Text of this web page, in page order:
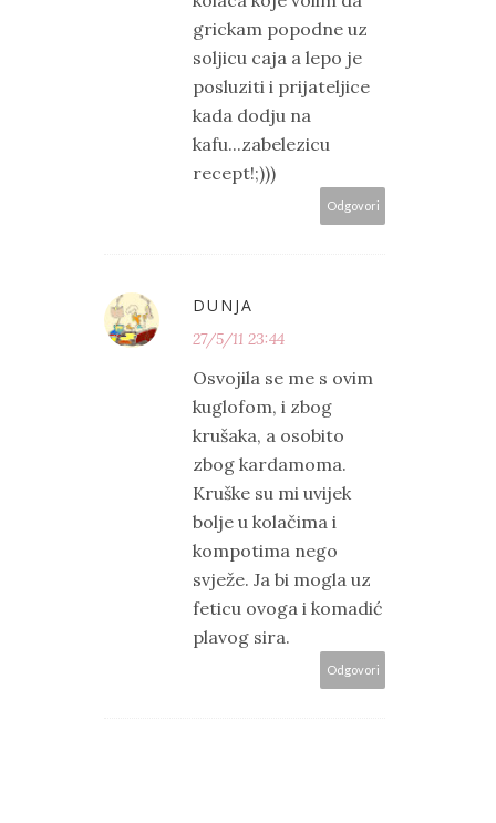
grickam popodne uz
soljicu caja a lepo je
posluziti i prijateljice
kada dodju na
kafu...zabelezicu
recept!;)))
Odgovori
DUNJA
27/5/11 23:44
Osvojila se me s ovim
kuglofom, i zbog
krušaka, a osobito
zbog kardamoma.
Kruške su mi uvijek
bolje u kolačima i
kompotima nego
svježe. Ja bi mogla uz
feticu ovoga i komadić
plavog sira.
Odgovori